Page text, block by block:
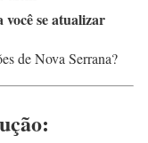
se atualizar
de Nova Serrana?